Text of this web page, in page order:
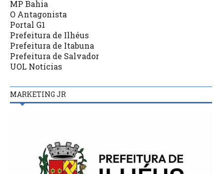
MP Bahia
O Antagonista
Portal G1
Prefeitura de Ilhéus
Prefeitura de Itabuna
Prefeitura de Salvador
UOL Notícias
MARKETING JR